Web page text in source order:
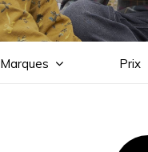
Marques Prix